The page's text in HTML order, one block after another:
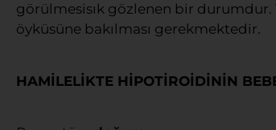
görülmesisık gözlenen bir durumdur.
öyküsüne bakılması gerekmektedir.
HAMİLELİKTE HİPOTİROİDİNİN